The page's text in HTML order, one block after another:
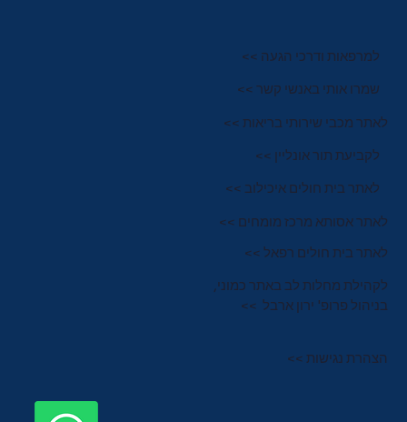
למרפאות ודרכי הגעה >>
שמרו אותי באנשי קשר >>
לאתר מכבי שירותי בריאות >>
לקביעת תור אונליין >>
לאתר בית חולים איכילוב >>
לאתר אסותא מרכז מומחים >>
לאתר בית חולים רפאל >>
לקהילת מחלות לב באתר כמוני,
בניהול פרופ' ירון ארבל >>
הצהרת נגישות >>